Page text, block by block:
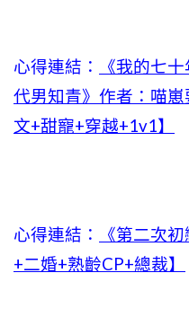
心得連結：
《我的七
代男知青》作者：喵
文+甜寵+穿越+1v1】
心得連結：
《第二次
+二婚+熟齡CP+總裁】